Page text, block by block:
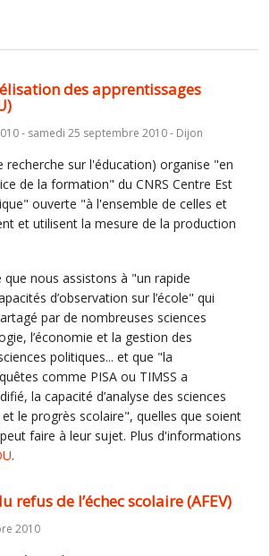
des apprentissages
- samedi 25 septembre 2010 - Dijon
recherche sur l'éducation) organise "en
de la formation" du CNRS Centre Est
ouverte "à l'ensemble de celles et
et utilisent la mesure de la production
nous assistons à "un rapide
d’observation sur l’école" qui
par de nombreuses sciences
l’économie et la gestion des
politiques... et que "la
comme PISA ou TIMSS a
la capacité d’analyse des sciences
et le progrès scolaire", quelles que soient
faire à leur sujet. Plus d'informations
.
refus de l’échec scolaire (AFEV)
2010